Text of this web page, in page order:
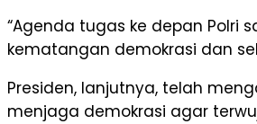
“Agenda tugas ke depan Polri
kematangan demokrasi dan
Presiden, lanjutnya, telah
menjaga demokrasi agar